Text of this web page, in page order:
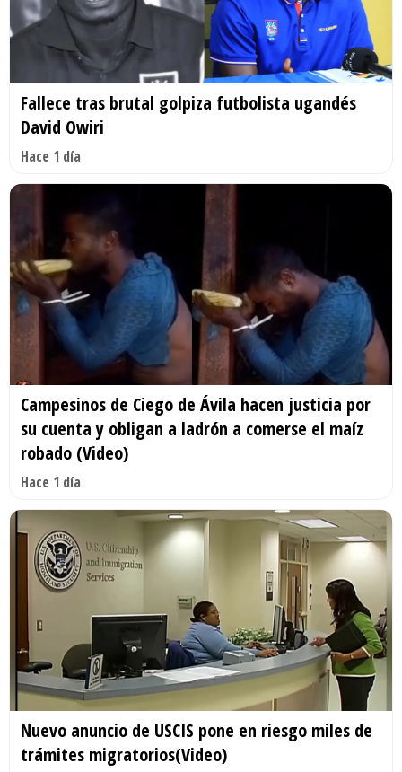
Fallece tras brutal golpiza futbolista ugandés
David Owiri
Hace 1 día
Campesinos de Ciego de Ávila hacen justicia por
su cuenta y obligan a ladrón a comerse el maíz
robado (Video)
Hace 1 día
Nuevo anuncio de USCIS pone en riesgo miles de
trámites migratorios(Video)